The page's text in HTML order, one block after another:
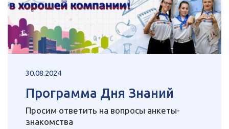
30.08.2024
Программа Дня Знаний
Просим ответить на вопросы анкеты-
знакомства